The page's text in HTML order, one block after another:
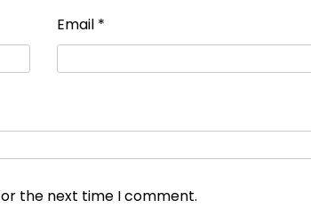
Email *
the next time I comment.